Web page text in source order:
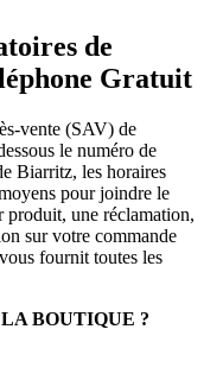
de
Gratuit
vente (SAV) de
le numéro de
Biarritz, les horaires
pour joindre le
produit, une réclamation,
sur votre commande
fournit toutes les
BOUTIQUE ?